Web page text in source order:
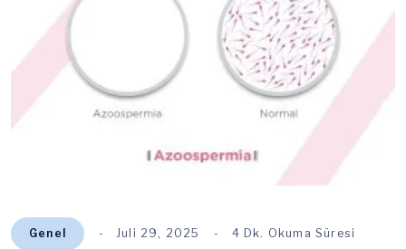
Genel Juli 29, 2025 4 Dk. Okuma Süresi